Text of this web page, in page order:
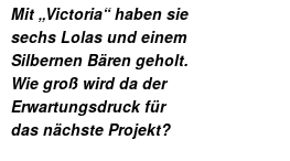
Mit „Victoria“ haben sie
sechs Lolas und einem
Silbernen Bären geholt.
Wie groß wird da der
Erwartungsdruck für
das nächste Projekt?